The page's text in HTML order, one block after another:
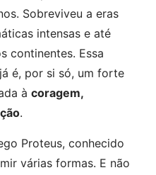
Sobreviveu a eras
intensas e até
continentes. Essa
é, por si só, um forte
à coragem,
.
Proteus, conhecido
várias formas. E não